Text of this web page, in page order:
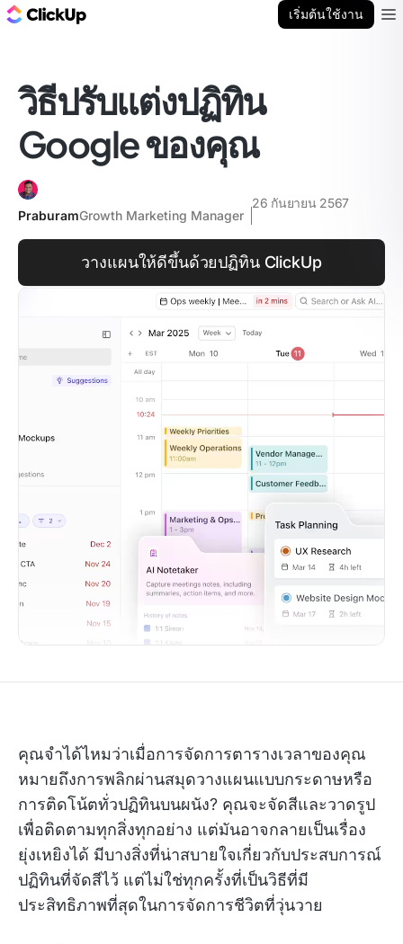
เริ่มต้นใช้งาน
วิธีปรับแต่งปฏิทิน
Google ของคุณ
PraburamGrowth Marketing Manager
26 กันยายน 2567
วางแผนให้ดีขึ้นด้วยปฏิทิน ClickUp
คุณจำได้ไหมว่าเมื่อการจัดการตารางเวลาของคุณ
หมายถึงการพลิกผ่านสมุดวางแผนแบบกระดาษหรือ
การติดโน้ตทั่วปฏิทินบนผนัง? คุณจะจัดสีและวาดรูป
เพื่อติดตามทุกสิ่งทุกอย่าง แต่มันอาจกลายเป็นเรื่อง
ยุ่งเหยิงได้ มีบางสิ่งที่น่าสบายใจเกี่ยวกับประสบการณ์
ปฏิทินที่จัดสีไว้ แต่ไม่ใช่ทุกครั้งที่เป็นวิธีที่มี
ประสิทธิภาพที่สุดในการจัดการชีวิตที่วุ่นวาย